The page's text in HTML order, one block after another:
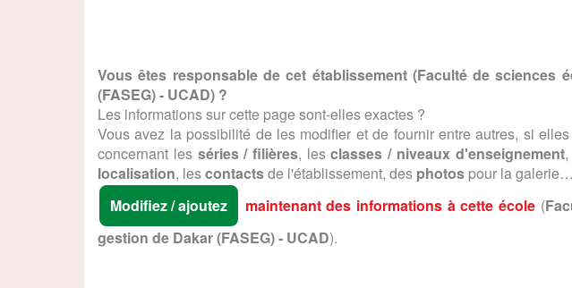
Vous êtes responsable de cet établissement (Faculté de sciences
(FASEG) - UCAD) ?
Les informations sur cette page sont-elles exactes ?
Vous avez la possibilité de les modifier et de fournir entre autres, si
concernant les séries / filières, lesclasses / niveaux d'enseignement,
localisation, lescontactsde l'établissement, des photos pour la galerie…
Modifiez / ajoutez
maintenant des informations à cette école (
gestion de Dakar (FASEG) - UCAD).